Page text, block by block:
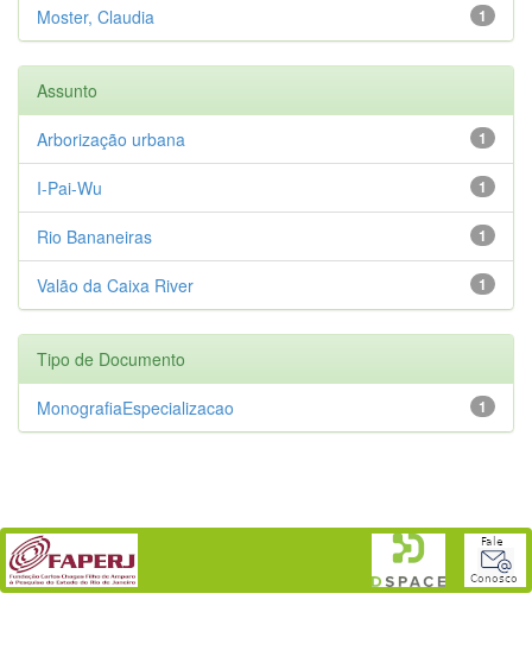
1
Moster, Claudia
Assunto
1
Arborização urbana
1
I-Pai-Wu
1
Rio Bananeiras
1
Valão da Caixa River
Tipo de Documento
1
MonografiaEspecializacao